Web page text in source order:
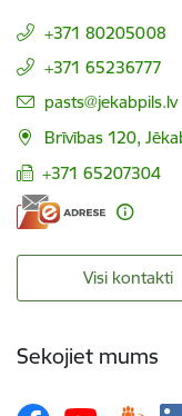
+371 80205008
+371 65236777
E-pasts:
pasts@jekabpils.lv
Brīvības 120,
+371 65207304
Visi kontakti
Sekojiet mums